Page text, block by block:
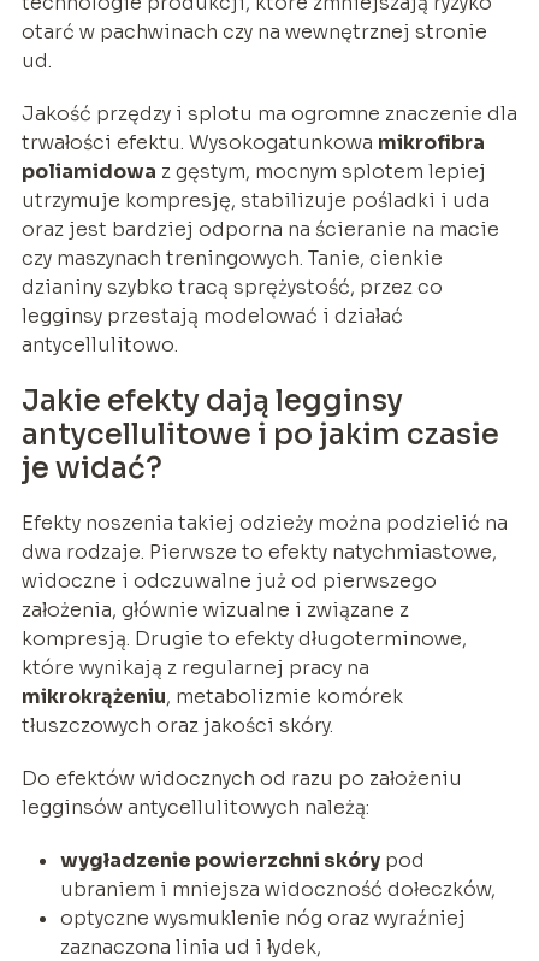
otarć w pachwinach czy na wewnętrznej stronie
ud.
Jakość przędzy i splotu ma ogromne znaczenie dla
trwałości efektu. Wysokogatunkowa mikrofibra
poliamidowa z gęstym, mocnym splotem lepiej
utrzymuje kompresję, stabilizuje pośladki i uda
oraz jest bardziej odporna na ścieranie na macie
czy maszynach treningowych. Tanie, cienkie
dzianiny szybko tracą sprężystość, przez co
legginsy przestają modelować i działać
antycellulitowo.
Jakie efekty dają legginsy
antycellulitowe i po jakim czasie
je widać?
Efekty noszenia takiej odzieży można podzielić na
dwa rodzaje. Pierwsze to efekty natychmiastowe,
widoczne i odczuwalne już od pierwszego
założenia, głównie wizualne i związane z
kompresją. Drugie to efekty długoterminowe,
które wynikają z regularnej pracy na
mikrokrążeniu, metabolizmie komórek
tłuszczowych oraz jakości skóry.
Do efektów widocznych od razu po założeniu
legginsów antycellulitowych należą:
wygładzenie powierzchni skórypod
ubraniem i mniejsza widoczność dołeczków,
optyczne wysmuklenie nóg oraz wyraźniej
zaznaczona linia ud i łydek,